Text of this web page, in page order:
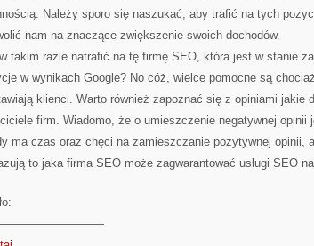
Należy sporo się naszukać, aby trafić na tych
nam na znaczące zwiększenie swoich dochodów.
takim razie natrafić na tę firmę SEO, która jest w stanie
w wynikach Google? No cóż, wielce pomocne są
klienci. Warto również zapoznać się z opiniami jakie
firm. Wiadomo, że o umieszczenie negatywnej opinii
ma czas oraz chęci na zamieszczanie pozytywnej opinii,
to jaka firma SEO może zagwarantować usługi SEO